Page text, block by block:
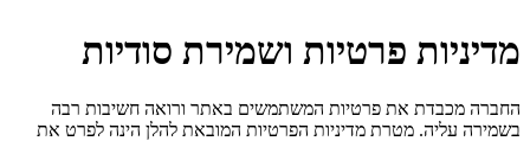
מדיניות פרטיות ושמירת סודיות
החברה מכבדת את פרטיות המשתמשים באתר ורואה חשיבות רבה
בשמירה עליה. מטרת מדיניות הפרטיות המובאת להלן הינה לפרט את